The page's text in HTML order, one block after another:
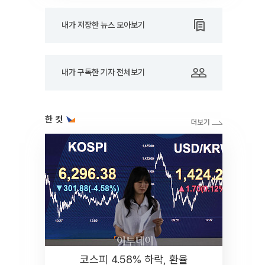
내가 저장한 뉴스 모아보기
내가 구독한 기자 전체보기
한 컷
코스피 4.58% 하락, 환율